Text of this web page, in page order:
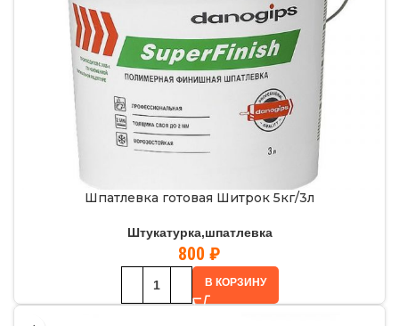
Шпатлевка готовая Шитрок 5кг/3л
Штукатурка,шпатлевка
800 ₽
В КОРЗИНУ